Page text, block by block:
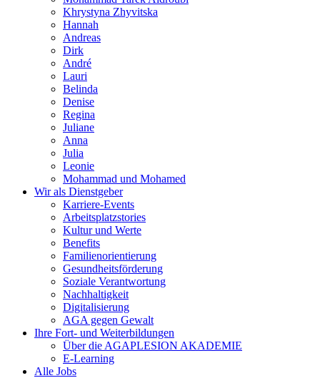
Khrystyna Zhyvitska
Hannah
Andreas
Dirk
André
Lauri
Belinda
Denise
Regina
Juliane
Anna
Julia
Leonie
Mohammad und Mohamed
Wir als Dienstgeber
Karriere-Events
Arbeitsplatzstories
Kultur und Werte
Benefits
Familien­orientierung
Gesundheits­förderung
Soziale Verantwortung
Nachhaltigkeit
Digitalisierung
AGA gegen Gewalt
Ihre Fort- und Weiterbildungen
Über die AGAPLESION AKADEMIE
E-Learning
Alle Jobs